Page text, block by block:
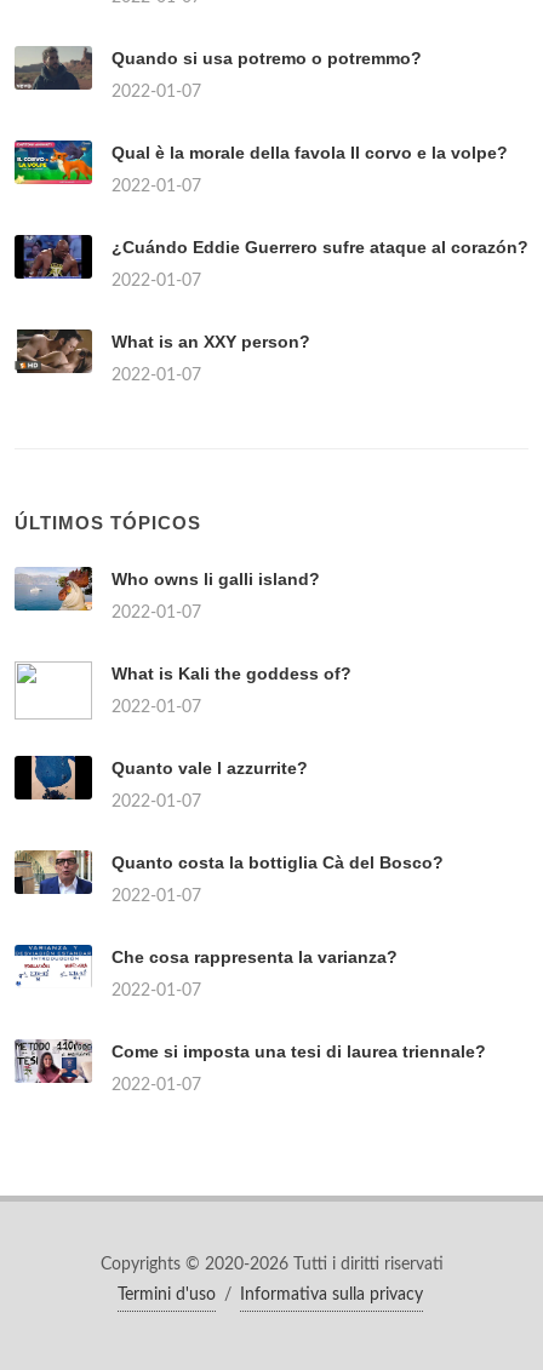
Quando si usa potremo o potremmo?
2022-01-07
Qual è la morale della favola Il corvo e la volpe?
2022-01-07
¿Cuándo Eddie Guerrero sufre ataque al corazón?
2022-01-07
What is an XXY person?
2022-01-07
ÚLTIMOS TÓPICOS
Who owns li galli island?
2022-01-07
What is Kali the goddess of?
2022-01-07
Quanto vale l azzurrite?
2022-01-07
Quanto costa la bottiglia Cà del Bosco?
2022-01-07
Che cosa rappresenta la varianza?
2022-01-07
Come si imposta una tesi di laurea triennale?
2022-01-07
Copyrights © 2020-2026 Tutti i diritti riservati
Termini d'uso
/ Informativa sulla privacy